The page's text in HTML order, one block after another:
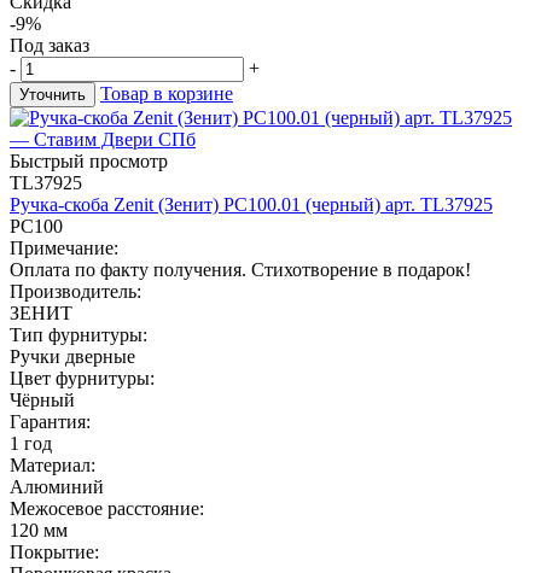
-9%
Под заказ
-
+
Уточнить Товар в корзине
Быстрый просмотр
TL37925
Ручка-скоба Zenit (Зенит) РС100.01 (черный) арт. TL37925
РС100
Примечание:
Оплата по факту получения. Стихотворение в подарок!
Производитель:
ЗЕНИТ
Тип фурнитуры:
Ручки дверные
Цвет фурнитуры:
Чёрный
Гарантия:
1 год
Материал:
Алюминий
Межосевое расстояние:
120 мм
Покрытие: